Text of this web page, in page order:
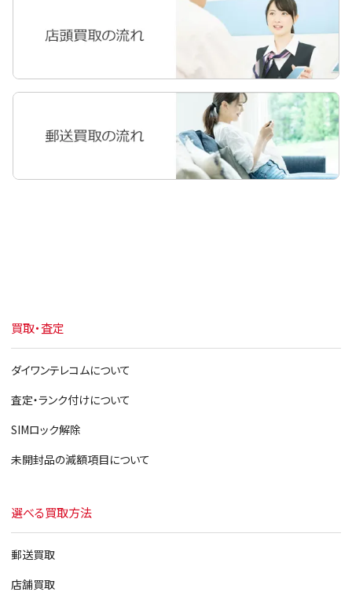
iPad Pro 12.9 第2世代
iPad Pro 12.9
iPad 第6世代 2018
iPad 第5世代 2017
iPad 第4世代
iPad 第3世代
iPad2
買取・査定
ダイワンテレコムについて
査定・ランク付けについて
SIMロック解除
未開封品の減額項目について
選べる買取方法
郵送買取
店舗買取